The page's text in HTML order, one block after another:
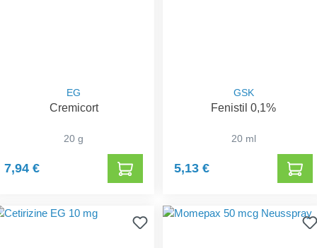
EG
Cremicort
20 g
7,94 €
GSK
Fenistil 0,1%
20 ml
5,13 €